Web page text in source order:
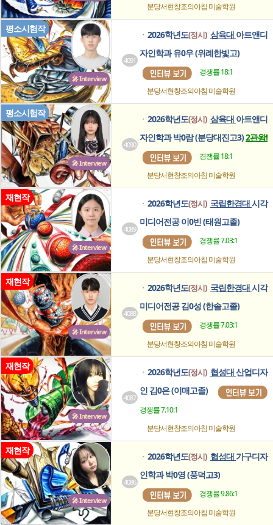
분당서현창조의아침미술학원
🎤 Interview
평소시험작
4091
ㆍ 2026학년도(정시) 삼육대 아트앤디
자인학과 유0우 (위례한빛고)
경쟁률 18:1
분당서현창조의아침미술학원
🎤 Interview
평소시험작
4090
ㆍ 2026학년도(정시) 삼육대 아트앤디
자인학과 박0람 (분당대진고3)2관왕!
경쟁률 18:1
분당서현창조의아침미술학원
🎤 Interview
재현작
4089
ㆍ 2026학년도(정시) 국립한경대시각
미디어전공 이0빈 (태원고졸)
경쟁률 7.03:1
분당서현창조의아침미술학원
🎤 Interview
재현작
4088
ㆍ 2026학년도(정시) 국립한경대시각
미디어전공 김0성 (한솔고졸)
경쟁률 7.03:1
분당서현창조의아침미술학원
🎤 Interview
재현작
4087
ㆍ 2026학년도(정시) 협성대산업디자
인 김0은 (이매고졸)
경쟁률 7.10:1
분당서현창조의아침미술학원
🎤 Interview
재현작
4086
ㆍ 2026학년도(정시) 협성대 가구디자
인학과 박0영 (풍덕고3)
경쟁률 9.86:1
분당서현창조의아침미술학원